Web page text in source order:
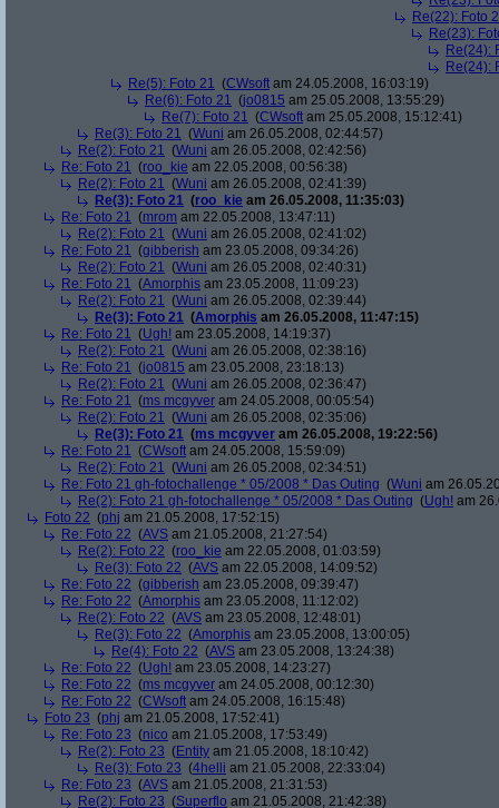
Re(22): Foto
Re(23):
Re(24):
Re(24):
Re(5): Foto 21 (CWsoft am 24.05.2008, 16:03:19)
Re(6): Foto 21 (jo0815 am 25.05.2008, 13:55:29)
Re(7): Foto 21 (CWsoft am 25.05.2008, 15:12:41)
Re(3): Foto 21 (Wuni am 26.05.2008, 02:44:57)
Re(2): Foto 21 (Wuni am 26.05.2008, 02:42:56)
Re: Foto 21 (roo_kie am 22.05.2008, 00:56:38)
Re(2): Foto 21 (Wuni am 26.05.2008, 02:41:39)
Re(3): Foto 21 (roo_kie am 26.05.2008, 11:35:03)
Re: Foto 21 (mrom am 22.05.2008, 13:47:11)
Re(2): Foto 21 (Wuni am 26.05.2008, 02:41:02)
Re: Foto 21 (gibberish am 23.05.2008, 09:34:26)
Re(2): Foto 21 (Wuni am 26.05.2008, 02:40:31)
Re: Foto 21 (Amorphis am 23.05.2008, 11:09:23)
Re(2): Foto 21 (Wuni am 26.05.2008, 02:39:44)
Re(3): Foto 21 (Amorphis am 26.05.2008, 11:47:15)
Re: Foto 21 (Ugh! am 23.05.2008, 14:19:37)
Re(2): Foto 21 (Wuni am 26.05.2008, 02:38:16)
Re: Foto 21 (jo0815 am 23.05.2008, 23:18:13)
Re(2): Foto 21 (Wuni am 26.05.2008, 02:36:47)
Re: Foto 21 (ms mcgyver am 24.05.2008, 00:05:54)
Re(2): Foto 21 (Wuni am 26.05.2008, 02:35:06)
Re(3): Foto 21 (ms mcgyver am 26.05.2008, 19:22:56)
Re: Foto 21 (CWsoft am 24.05.2008, 15:59:09)
Re(2): Foto 21 (Wuni am 26.05.2008, 02:34:51)
Re: Foto 21 gh-fotochallenge * 05/2008 * Das Outing (Wuni am
Re(2): Foto 21 gh-fotochallenge * 05/2008 * Das Outing (Ugh! am
Foto 22 (phj am 21.05.2008, 17:52:15)
Re: Foto 22 (AVS am 21.05.2008, 21:27:54)
Re(2): Foto 22 (roo_kie am 22.05.2008, 01:03:59)
Re(3): Foto 22 (AVS am 22.05.2008, 14:09:52)
Re: Foto 22 (gibberish am 23.05.2008, 09:39:47)
Re: Foto 22 (Amorphis am 23.05.2008, 11:12:02)
Re(2): Foto 22 (AVS am 23.05.2008, 12:48:01)
Re(3): Foto 22 (Amorphis am 23.05.2008, 13:00:05)
Re(4): Foto 22 (AVS am 23.05.2008, 13:24:38)
Re: Foto 22 (Ugh! am 23.05.2008, 14:23:27)
Re: Foto 22 (ms mcgyver am 24.05.2008, 00:12:30)
Re: Foto 22 (CWsoft am 24.05.2008, 16:15:48)
Foto 23 (phj am 21.05.2008, 17:52:41)
Re: Foto 23 (nico am 21.05.2008, 17:53:49)
Re(2): Foto 23 (Entity am 21.05.2008, 18:10:42)
Re(3): Foto 23 (4helli am 21.05.2008, 22:33:04)
Re: Foto 23 (AVS am 21.05.2008, 21:31:53)
Re(2): Foto 23 (Superflo am 21.05.2008, 21:42:38)